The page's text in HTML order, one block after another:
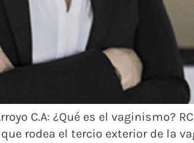
C.A: ¿Qué es el vaginismo?
rodea el tercio exterior de la